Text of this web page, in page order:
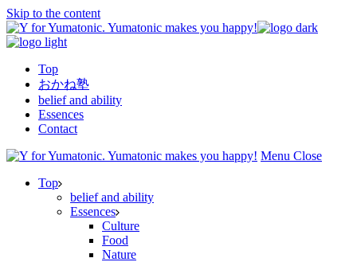
Skip to the content
Top
おかね塾
belief and ability
Essences
Contact
Menu Close
Top
belief and ability
Essences
Culture
Food
Nature